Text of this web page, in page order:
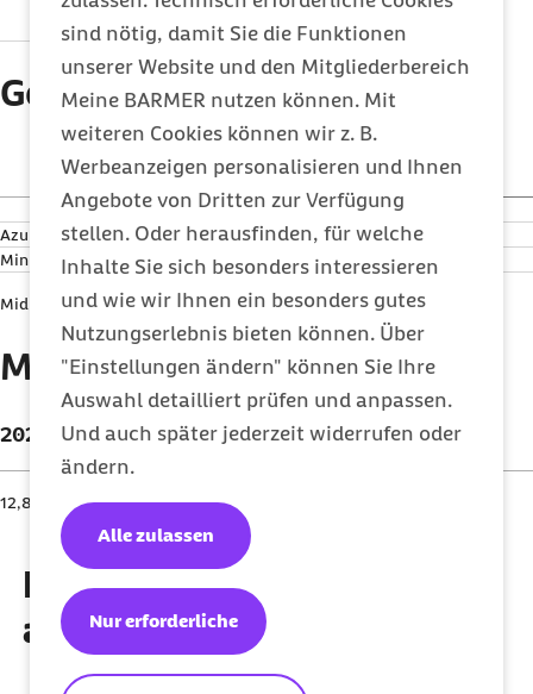
sind nötig, damit Sie die Funktionen
unserer Website und den Mitgliederbereich
Meine BARMER nutzen können. Mit
weiteren Cookies können wir z. B.
Werbeanzeigen personalisieren und Ihnen
Angebote von Dritten zur Verfügung
stellen. Oder herausfinden, für welche
Inhalte Sie sich besonders interessieren
und wie wir Ihnen ein besonders gutes
Nutzungserlebnis bieten können. Über
"Einstellungen ändern" können Sie Ihre
Auswahl detailliert prüfen und anpassen.
Und auch später jederzeit widerrufen oder
ändern.
Nur erforderliche
Alle zulassen
9,40 € 282 € 9,50 €
Geringfügigkeitsgrenze
2025 2026
Tag Monat Tag
Azubi
10,83 € 325 € 10,83 €
Minijob
- 556 € 603 €
Midijob - 2.000 € 2.000 €
Mindestlohn
2025 2026
12,82 €
Diese Artikel könnten Sie
auch interessieren